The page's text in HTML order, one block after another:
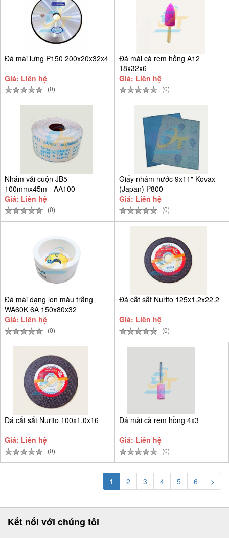
Đá mài lưng P150 200x20x32x4
Giá: Liên hệ
(0)
Đá mài cà rem hồng A12
18x32x6
Giá: Liên hệ
(0)
Nhám vải cuộn JB5
100mmx45m - AA100
Giá: Liên hệ
(0)
Giấy nhám nước 9x11" Kovax
(Japan) P800
Giá: Liên hệ
(0)
Đá mài dạng lon màu trắng
WA60K 6A 150x80x32
Giá: Liên hệ
(0)
Đá cắt sắt Nurito 125x1.2x22.2
Giá: Liên hệ
(0)
Đá cắt sắt Nurito 100x1.0x16
Giá: Liên hệ
(0)
Đá mài cà rem hồng 4x3
Giá: Liên hệ
(0)
1 2 3 4 5 6 >
Kết nối với chúng tôi